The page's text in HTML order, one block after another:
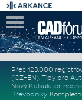
Přes 123.000
(CZ+EN). Tipy pro
Nový Kalkulátor
Převodníky.